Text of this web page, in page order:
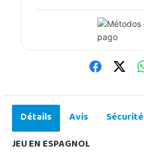
Détails Avis
Sécurité
JEU EN ESPAGNOL